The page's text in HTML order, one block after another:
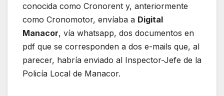
conocida como Cronorent y, anteriormente
como Cronomotor, envíaba a Digital
Manacor, vía whatsapp, dos documentos en
pdf que se corresponden a dos e-mails que, al
parecer, habría enviado al Inspector-Jefe de la
Policía Local de Manacor.